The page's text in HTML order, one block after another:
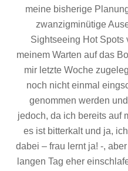
meine bisherige
zwanzigminütige
Sightseeing Hot Spots
meinem Warten auf das
mir letzte Woche
noch nicht einmal
genommen werden
jedoch, da ich bereits auf
es ist bitterkalt und ja,
dabei – frau lernt ja! -,
langen Tag eher